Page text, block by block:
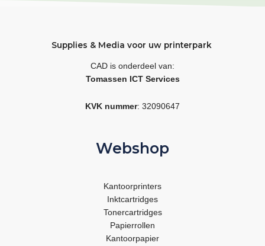
Supplies & Media voor uw printerpark
CAD is onderdeel van:
Tomassen ICT Services
KVK nummer: 32090647
Webshop
Kantoorprinters
Inktcartridges
Tonercartridges
Papierrollen
Kantoorpapier